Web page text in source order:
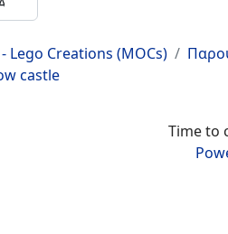
Lego Creations (MOCs)
castle
Time to